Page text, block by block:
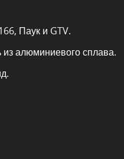
Паук и GTV.
из алюминиевого сплава.